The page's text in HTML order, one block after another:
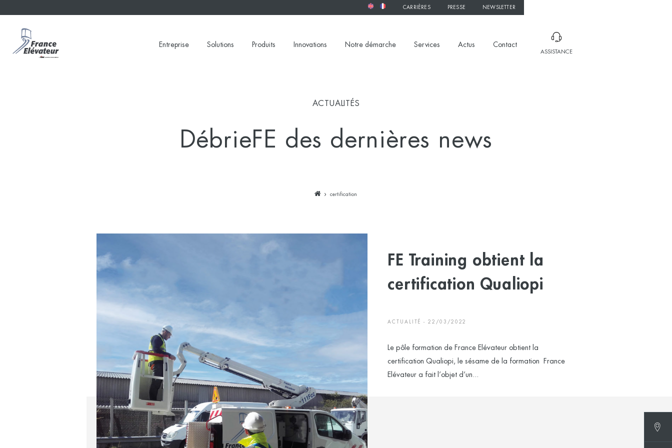
CARRIÈRES PRESSE NEWSLETTER
Entreprise Solutions Produits Innovations Notre démarche Services Actus Contact
ASSISTANCE
ACTUALITÉS
DébrieFE des dernières news
certification
FE Training obtient la
certification Qualiopi
ACTUALITÉ - 22/03/2022
Le pôle formation de France Elévateur obtient la
certification Qualiopi, le sésame de la formation France
Elévateur a fait l’objet d’un...